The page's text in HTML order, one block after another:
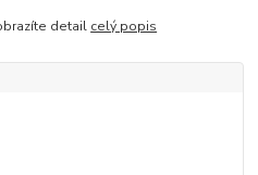
detail celý popis